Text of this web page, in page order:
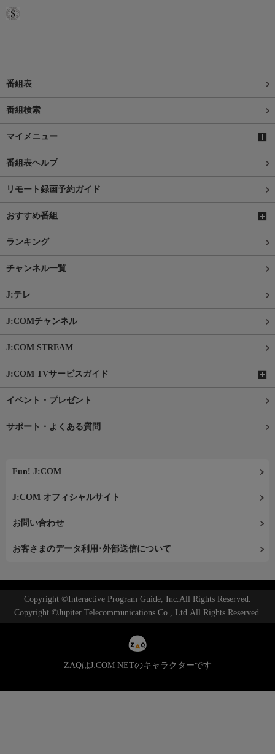
番組表
番組検索
マイメニュー
番組表ヘルプ
リモート録画予約ガイド
おすすめ番組
ランキング
チャンネル一覧
J:テレ
J:COMチャンネル
J:COM STREAM
J:COM TVサービスガイド
イベント・プレゼント
サポート・よくある質問
Fun! J:COM
J:COM オフィシャルサイト
お問い合わせ
お客さまのデータ利用･外部送信について
Copyright ©Interactive Program Guide, Inc.All Rights Reserved.
Copyright ©Jupiter Telecommunications Co., Ltd.All Rights Reserved.
ZAQはJ:COM NETのキャラクターです